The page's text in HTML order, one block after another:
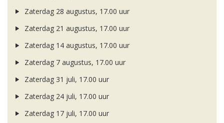
Zaterdag 28 augustus, 17.00 uur
Zaterdag 21 augustus, 17.00 uur
Zaterdag 14 augustus, 17.00 uur
Zaterdag 7 augustus, 17.00 uur
Zaterdag 31 juli, 17.00 uur
Zaterdag 24 juli, 17.00 uur
Zaterdag 17 juli, 17.00 uur